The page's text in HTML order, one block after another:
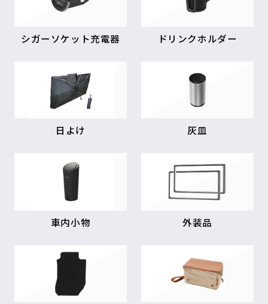
シガーソケット充電器 ドリンクホルダー
日よけ 灰皿
車内小物 外装品